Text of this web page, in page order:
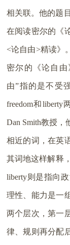
相关联。他的题
在阅读密尔的《
<论自由>精读》
密尔的《论自
由”指的是不受
freedom和
Dan Smith教授
相近的词，在英
其词地这样解释
liberty则是指向
理性、能力是一
两个层次，第一
律、规则再分配